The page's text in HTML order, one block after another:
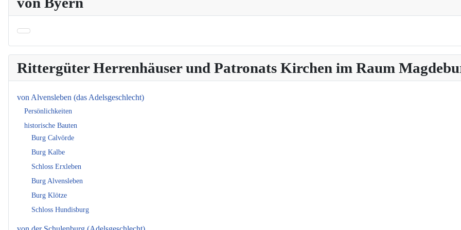
Rittergüter Herrenhäuser und Patronats Kirchen im Raum
von Alvensleben (das Adelsgeschlecht)
Persönlichkeiten
historische Bauten
Burg Calvörde
Burg Kalbe
Schloss Erxleben
Burg Alvensleben
Burg Klötze
Schloss Hundisburg